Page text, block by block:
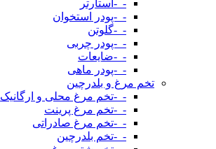
-_-استارتر
-_-پودر استخوان
-_-گلوتن
-_-پودر چربی
-_-ضایعات
-_-پودر ماهی
تخم مرغ و بلدرچین
-_-تخم مرغ محلی و ارگانیک
-_-تخم مرغ پرینت
-_-تخم مرغ صادراتی
-_-تخم بلدرچین